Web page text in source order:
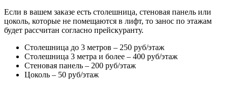
Если в вашем заказе есть столешница, стеновая панель или
цоколь, которые не помещаются в лифт, то занос по этажам
будет рассчитан согласно прейскуранту.
Столешница до 3 метров – 250 руб/этаж
Столешница 3 метра и более – 400 руб/этаж
Стеновая панель – 200 руб/этаж
Цоколь – 50 руб/этаж